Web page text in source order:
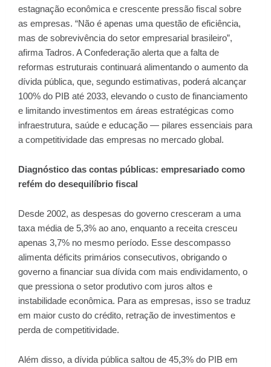
estagnação econômica e crescente pressão fiscal sobre
as empresas. “Não é apenas uma questão de eficiência,
mas de sobrevivência do setor empresarial brasileiro”,
afirma Tadros. A Confederação alerta que a falta de
reformas estruturais continuará alimentando o aumento da
dívida pública, que, segundo estimativas, poderá alcançar
100% do PIB até 2033, elevando o custo de financiamento
e limitando investimentos em áreas estratégicas como
infraestrutura, saúde e educação — pilares essenciais para
a competitividade das empresas no mercado global.
Diagnóstico das contas públicas: empresariado como
refém do desequilíbrio fiscal
Desde 2002, as despesas do governo cresceram a uma
taxa média de 5,3% ao ano, enquanto a receita cresceu
apenas 3,7% no mesmo período. Esse descompasso
alimenta déficits primários consecutivos, obrigando o
governo a financiar sua dívida com mais endividamento, o
que pressiona o setor produtivo com juros altos e
instabilidade econômica. Para as empresas, isso se traduz
em maior custo do crédito, retração de investimentos e
perda de competitividade.
Além disso, a dívida pública saltou de 45,3% do PIB em